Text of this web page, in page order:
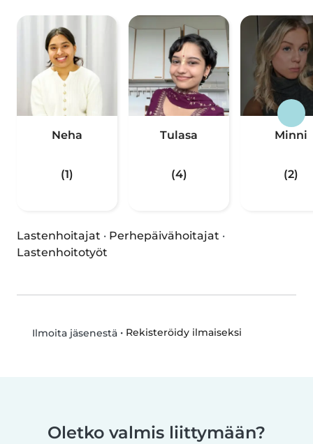
Neha
(1)
Tulasa
(4)
Minni
(2)
Lastenhoitajat · Perhepäivähoitajat ·
Lastenhoitotyöt
Ilmoita jäsenestä• Rekisteröidy ilmaiseksi
Oletko valmis liittymään?